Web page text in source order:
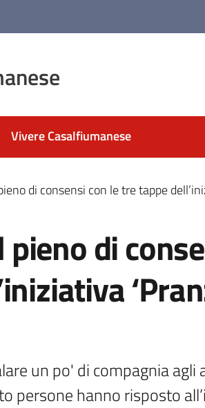
Vivere Casalfiumanese
di consensi con le tre tappe
di
un po' di compagnia agli
persone hanno risposto